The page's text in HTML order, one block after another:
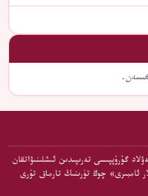
گۇرۇپپىسى تەرىپىدىن ئىشلىنىۋاتقان
ئامبىرى» چوڭ تۈرىنىڭ تارماق تۈرى